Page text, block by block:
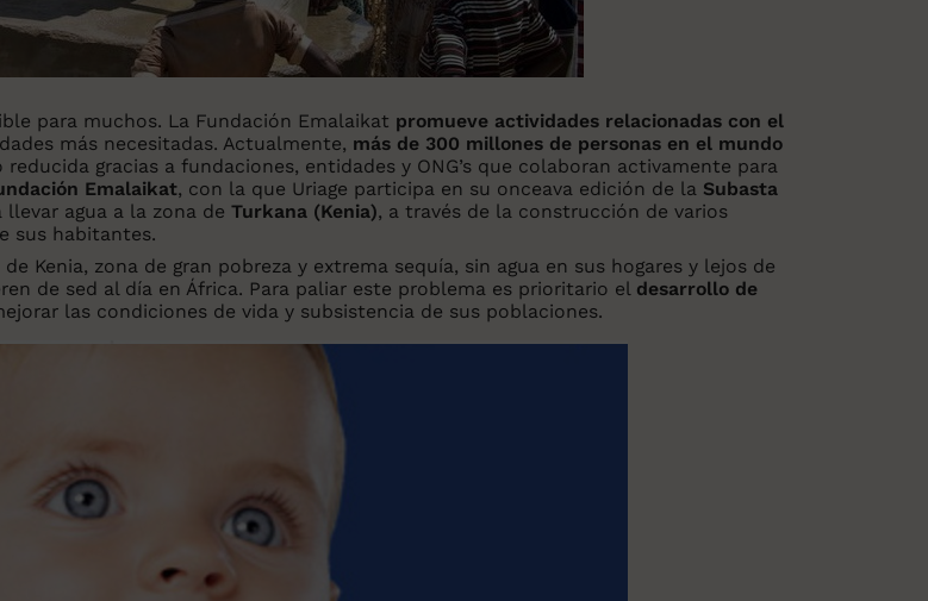
para muchos. La Fundación Emalaikat promueve actividades relacionadas con el
más necesitadas. Actualmente, más de 300 millones de personas en el mundo
gracias a fundaciones, entidades y ONG’s que colaboran activamente para
Emalaikat, con la que Uriage participa en su onceava edición de la Subasta
agua a la zona de Turkana (Kenia), a través de la construcción de varios
sus habitantes.
Kenia, zona de gran pobreza y extrema sequía, sin agua en sus hogares y lejos de
de sed al día en África. Para paliar este problema es prioritario el desarrollo de
las condiciones de vida y subsistencia de sus poblaciones.